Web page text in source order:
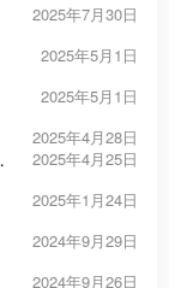
2025年7月30日
2025年5月1日
2025年5月1日
2025年4月28日
2025年4月25日
2025年1月24日
2024年9月29日
2024年9月26日